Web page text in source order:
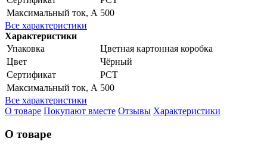
Максимальный ток, А 500
Все характеристики
Характеристики
Упаковка
Цветная картонная коробка
Цвет
Чёрный
Сертификат
РСТ
Максимальный ток, А 500
Все характеристики
О товаре Покупают вместе Отзывы Характеристики
О товаре